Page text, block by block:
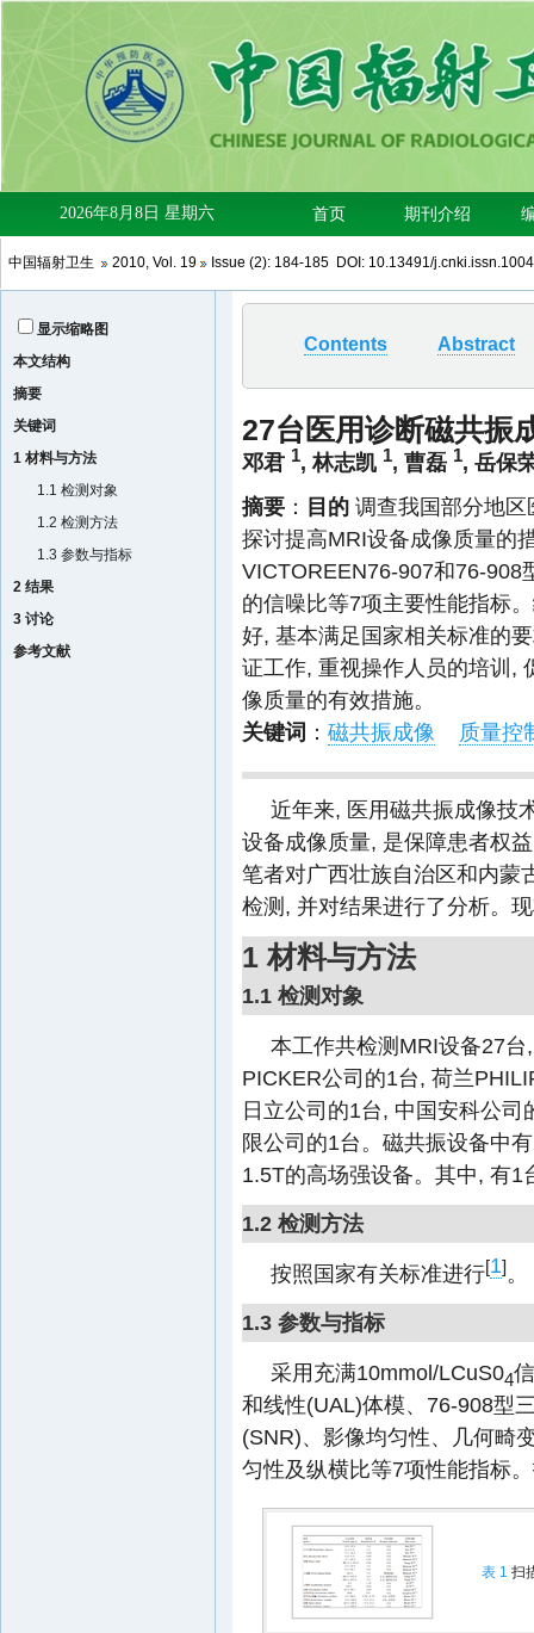
中国辐射卫生 2010, Vol. 19 Issue (2): 184-185 DOI: 10.13491/
显示缩略图
本文结构
摘要
关键词
1 材料与方法
1.1 检测对象
1.2 检测方法
1.3 参数与指标
2 结果
3 讨论
参考文献
Contents Abstract
27台医用诊断磁共振
邓君 1,林志凯 1, 曹磊 1, 岳保
摘要 ： 目的 调查我国部分地
探讨提高MRI设备成像质量的
VICTOREEN76-907和76-908
的信噪比等7项主要性能指标。
好, 基本满足国家相关标准的
证工作, 重视操作人员的培训,
像质量的有效措施。
关键词 ： 磁共振成像 质量控
近年来, 医用磁共振成像技
设备成像质量, 是保障患者权
笔者对广西壮族自治区和内蒙
检测, 并对结果进行了分析。
1 材料与方法
1.1 检测对象
本工作共检测MRI设备27
PICKER公司的1台, 荷兰
日立公司的1台, 中国安科公
限公司的1台。磁共振设备中
1.5T的高场强设备。其中, 有1
1.2 检测方法
按照国家有关标准进行[1]。
1.3 参数与指标
采用充满10mmol/LCuS04
和线性(UAL)体模、76-908型
(SNR)、影像均匀性、几何畸
匀性及纵横比等7项性能指标
表 1 扫